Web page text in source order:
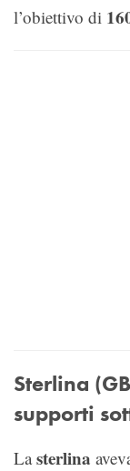
l’obiettivo di
Sterlina
supporti
Lasterlina